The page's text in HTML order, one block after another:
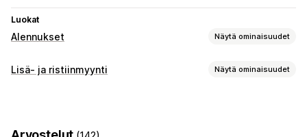
Luokat
Alennukset Näytä ominaisuudet
Alennustyypit
Lisä- ja ristiinmyynti Näytä ominaisuudet